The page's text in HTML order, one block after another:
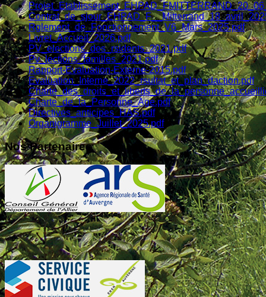
Rglement_de_Fonctionnement_V6_Mars_2025.pdf
Livret_Accueil_2026.pdf
PV_elections_des_rsidents_2021.pdf
Pv_lections_familles_2021.pdf
Rapport-Evaluation-Externe-2015.pdf
Evaluation_Interne_2022_rsultat_et_plan_daction.pdf
Charte_de_la_Personne_Age.pdf
Directives_anticipes_HAS.pdf
Organigramme_Juillet_2025.pdf
Nos Partenaires